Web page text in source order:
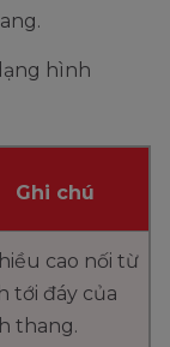
hình
Ghi chú
cao nối từ
tới đáy của
thang.